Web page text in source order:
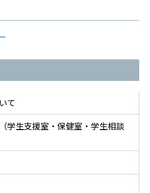
て
学生支援室・保健室・学生相談